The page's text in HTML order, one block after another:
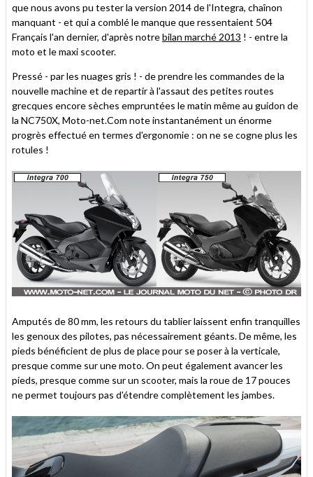
que nous avons pu tester la version 2014 de l'Integra, chaînon
manquant - et qui a comblé le manque que ressentaient 504
Français l'an dernier, d'après notrebilan marché 2013 ! - entre la
moto et le maxi scooter.
Pressé - par les nuages gris ! - de prendre les commandes de la
nouvelle machine et de repartir à l'assaut des petites routes
grecques encore sèches empruntées le matin même au guidon de
la NC750X, Moto-net.Com note instantanément un énorme
progrès effectué en termes d'ergonomie : on ne se cogne plus les
rotules !
Amputés de 80 mm, les retours du tablier laissent enfin tranquilles
les genoux des pilotes, pas nécessairement géants. De même, les
pieds bénéficient de plus de place pour se poser à la verticale,
presque comme sur une moto. On peut également avancer les
pieds, presque comme sur un scooter, mais la roue de 17 pouces
ne permet toujours pas d'étendre complètement les jambes.